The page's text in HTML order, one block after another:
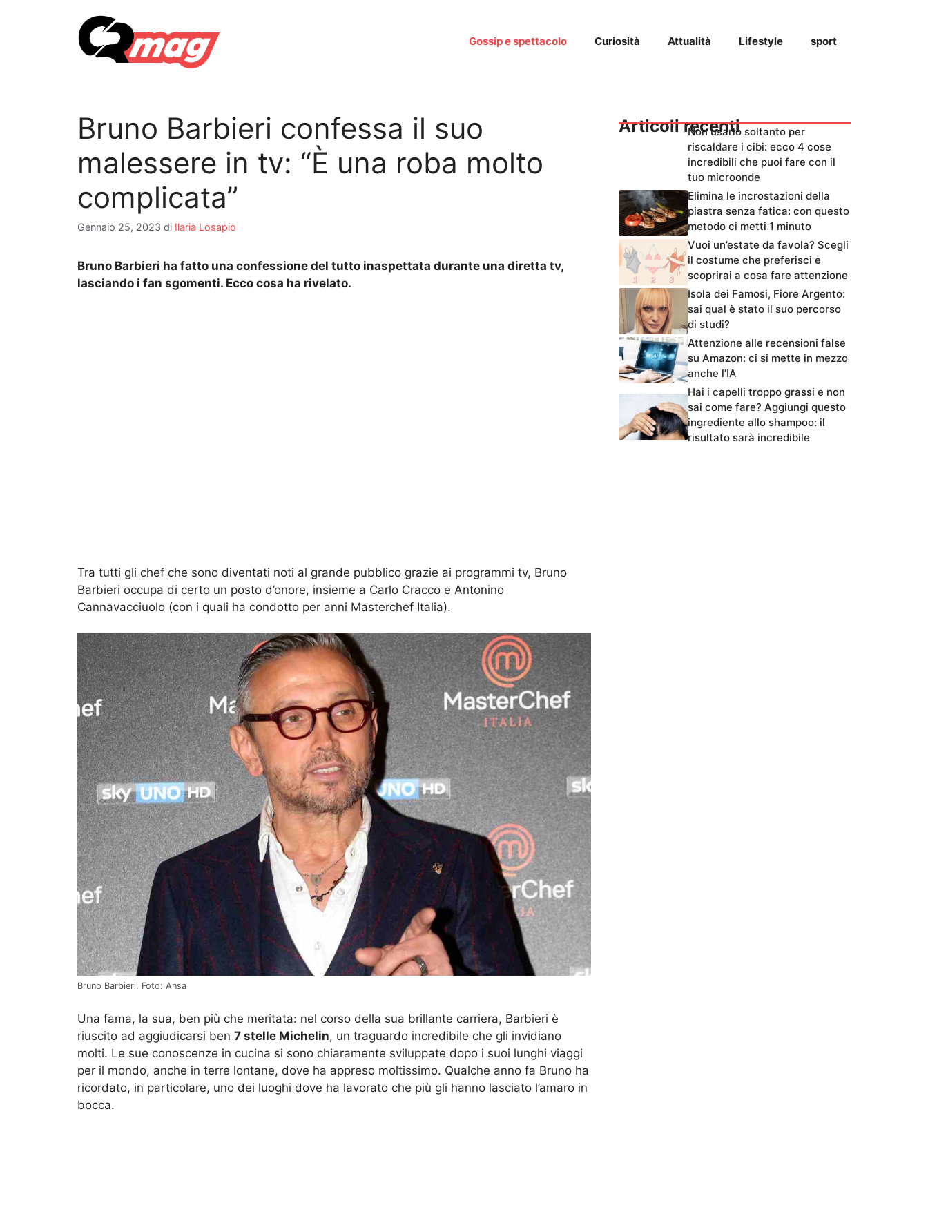
Gossip e spettacolo Curiosità Attualità Lifestyle sport
Bruno Barbieri confessa il suo
malessere in tv: “È una roba molto
complicata”
Gennaio 25, 2023 di Ilaria Losapio
Bruno Barbieri ha fatto una confessione del tutto inaspettata durante una diretta tv,
lasciando i fan sgomenti. Ecco cosa ha rivelato.
Tra tutti gli chef che sono diventati noti al grande pubblico grazie ai programmi tv, Bruno
Barbieri occupa di certo un posto d’onore, insieme a Carlo Cracco e Antonino
Cannavacciuolo (con i quali ha condotto per anni Masterchef Italia).
Bruno Barbieri. Foto: Ansa
Una fama, la sua, ben più che meritata: nel corso della sua brillante carriera, Barbieri è
riuscito ad aggiudicarsi ben 7 stelle Michelin, un traguardo incredibile che gli invidiano
molti. Le sue conoscenze in cucina si sono chiaramente sviluppate dopo i suoi lunghi viaggi
per il mondo, anche in terre lontane, dove ha appreso moltissimo. Qualche anno fa Bruno ha
ricordato, in particolare, uno dei luoghi dove ha lavorato che più gli hanno lasciato l’amaro in
bocca.
Articoli recentiNon usarlo soltanto per
riscaldare i cibi: ecco 4 cose
incredibili che puoi fare con il
tuo microonde
Elimina le incrostazioni della
piastra senza fatica: con questo
metodo ci metti 1 minuto
Vuoi un’estate da favola? Scegli
il costume che preferisci e
scoprirai a cosa fare attenzione
Isola dei Famosi, Fiore Argento:
sai qual è stato il suo percorso
di studi?
Attenzione alle recensioni false
su Amazon: ci si mette in mezzo
anche l’IA
Hai i capelli troppo grassi e non
sai come fare? Aggiungi questo
ingrediente allo shampoo: il
risultato sarà incredibile